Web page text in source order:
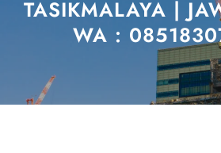
TASIKMALAYA |
WA :